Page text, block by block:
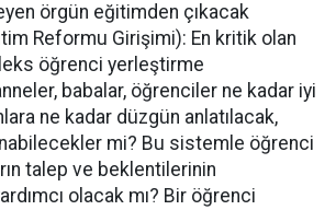
örgün eğitimden çıkacak
Reformu Girişimi): En kritik olan
öğrenci yerleştirme
babalar, öğrenciler ne kadar iyi
ne kadar düzgün anlatılacak,
mi? Bu sistemle öğrenci
talep ve beklentilerinin
olacak mı? Bir öğrenci